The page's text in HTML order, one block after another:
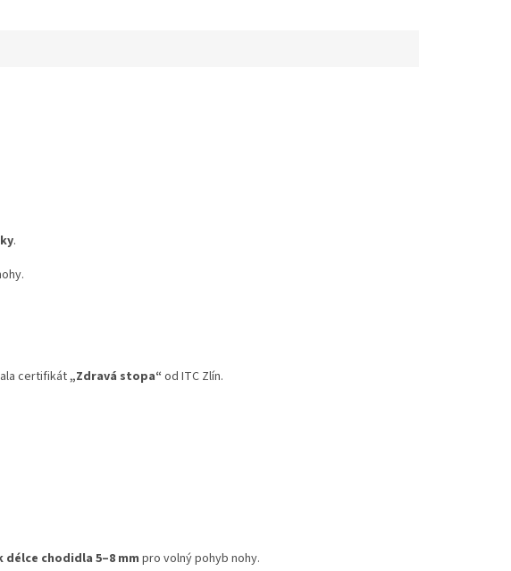
.
certifikát„Zdravá stopa“ od ITC Zlín.
chodidla 5–8 mm pro volný pohyb nohy.